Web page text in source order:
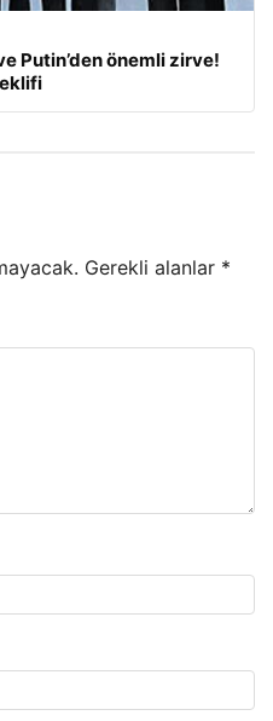
Putin’den önemli zirve!
Gerekli alanlar *